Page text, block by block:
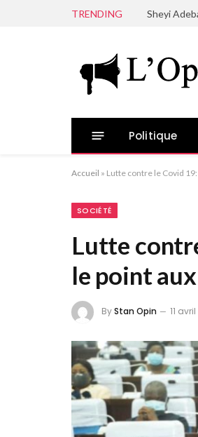
TRENDING
Politique
Accueil » Lutte contre le Covid
SOCIÉTÉ
Lutte
le point
ByStan Opin 11